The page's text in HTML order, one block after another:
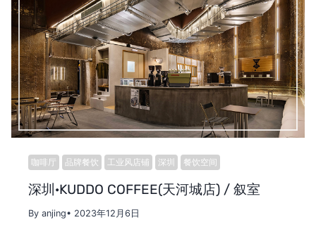
咖啡厅 品牌餐饮 工业风店铺 深圳 餐饮空间
深圳·KUDDO COFFEE(天河城店) / 叙室
By anjing• 2023年12月6日